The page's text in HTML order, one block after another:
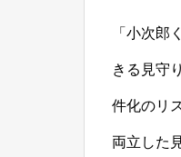
「小次郎
きる見守
件化のリ
両立した